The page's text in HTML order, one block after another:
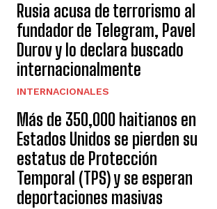
Rusia acusa de terrorismo al
fundador de Telegram, Pavel
Durov y lo declara buscado
internacionalmente
INTERNACIONALES
Más de 350,000 haitianos en
Estados Unidos se pierden su
estatus de Protección
Temporal (TPS) y se esperan
deportaciones masivas